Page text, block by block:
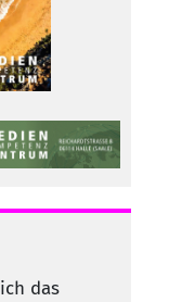
das